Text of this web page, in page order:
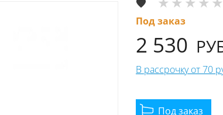
Под заказ
2 530
В рассрочку от 70